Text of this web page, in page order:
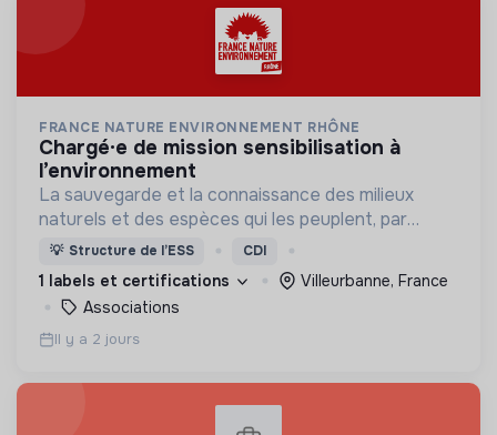
FRANCE NATURE ENVIRONNEMENT RHÔNE
chargé·e de mission sensibilisation à
l’environnement
La sauvegarde et la connaissance des milieux
naturels et des espèces qui les peuplent, par
l’expertise naturaliste ainsi que par la transmission
à tous publics et l’éducation des générations
futures.
💡 Structure de l’ESS CDI
1 labels et certifications
Villeurbanne, France
Associations
Il y a 2 jours